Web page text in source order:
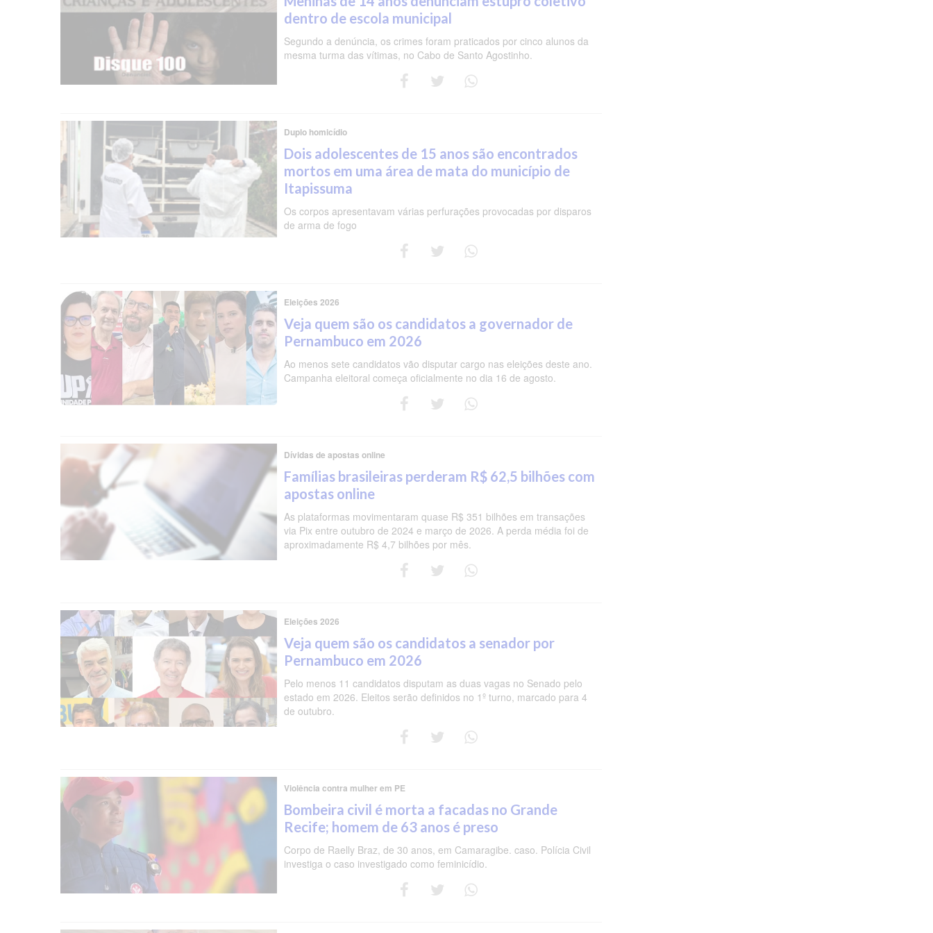
dentro de escola municipal
Segundo a denúncia, os crimes foram praticados por cinco alunos da
mesma turma das vítimas, no Cabo de Santo Agostinho.
Duplo homicídio
Dois adolescentes de 15 anos são encontrados
mortos em uma área de mata do município de
Itapissuma
Os corpos apresentavam várias perfurações provocadas por disparos
de arma de fogo
Eleições 2026
Veja quem são os candidatos a governador de
Pernambuco em 2026
Ao menos sete candidatos vão disputar cargo nas eleições deste ano.
Campanha eleitoral começa oficialmente no dia 16 de agosto.
Dívidas de apostas online
Famílias brasileiras perderam R$ 62,5 bilhões com
apostas online
As plataformas movimentaram quase R$ 351 bilhões em transações
via Pix entre outubro de 2024 e março de 2026. A perda média foi de
aproximadamente R$ 4,7 bilhões por mês.
Eleições 2026
Veja quem são os candidatos a senador por
Pernambuco em 2026
Pelo menos 11 candidatos disputam as duas vagas no Senado pelo
estado em 2026. Eleitos serão definidos no 1º turno, marcado para 4
de outubro.
Violência contra mulher em PE
Bombeira civil é morta a facadas no Grande
Recife; homem de 63 anos é preso
Corpo de Raelly Braz, de 30 anos, em Camaragibe. caso. Polícia Civil
investiga o caso investigado como feminicídio.